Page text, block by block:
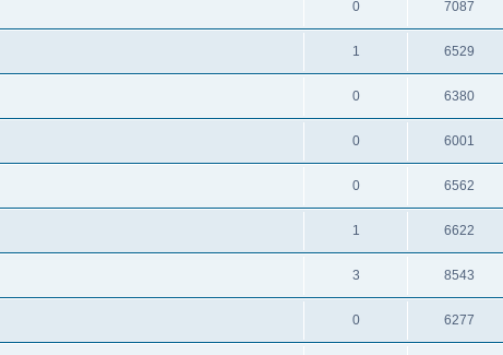
0 7087
1 6529
0 6380
0 6001
0 6562
1 6622
3 8543
0 6277